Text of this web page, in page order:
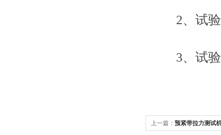
2、试验
3、试验
上一篇： 预紧带拉力测试